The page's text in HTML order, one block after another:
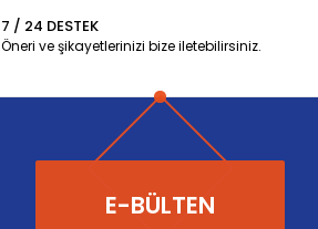
7 / 24 DESTEK
Öneri ve şikayetlerinizi bize iletebilirsiniz.
E-BÜLTEN